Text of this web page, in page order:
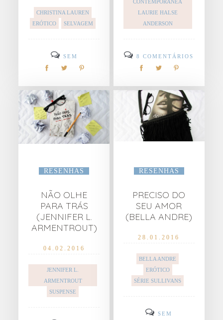
CHRISTINA LAUREN
ERÓTICO
SELVAGEM
SEM
COMENTÁRIOS
CONTEMPORÂNEA
LAURIE HALSE
ANDERSON
8 COMENTÁRIOS
RESENHAS
NÃO OLHE
PARA TRÁS
(JENNIFER L.
ARMENTROUT)
04.02.2016
JENNIFER L.
ARMENTROUT
SUSPENSE
RESENHAS
PRECISO DO
SEU AMOR
(BELLA ANDRE)
28.01.2016
BELLA ANDRE
ERÓTICO
SÉRIE SULLIVANS
SEM